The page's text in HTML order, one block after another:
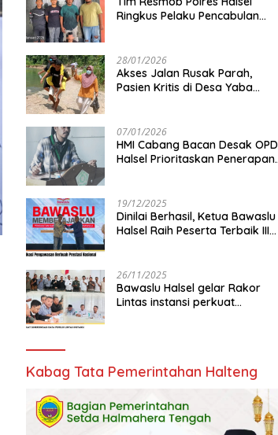
Ringkus Pelaku Pencabulan
28/01/2026
Akses Jalan Rusak Parah,
Pasien Kritis di Desa Yaba
07/01/2026
HMI Cabang Bacan Desak OPD
Halsel Prioritaskan Penerapan
19/12/2025
Dinilai Berhasil, Ketua Bawaslu
Halsel Raih Peserta Terbaik III
26/11/2025
Bawaslu Halsel gelar Rakor
Lintas instansi perkuat
Kabag Tata Pemerintahan Halteng